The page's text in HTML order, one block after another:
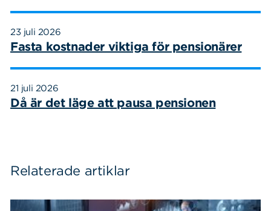
23 juli 2026
Fasta kostnader viktiga för pensionärer
21 juli 2026
Då är det läge att pausa pensionen
Relaterade artiklar
efter: